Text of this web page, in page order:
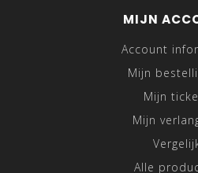
MIJN
Account
Mijn
Mijn
Mijn
Alle